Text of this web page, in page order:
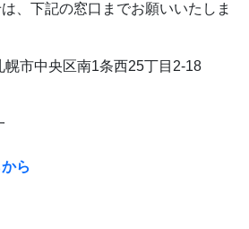
、下記の窓口までお願いいたしま
市中央区南1条西25丁目2-18
ら